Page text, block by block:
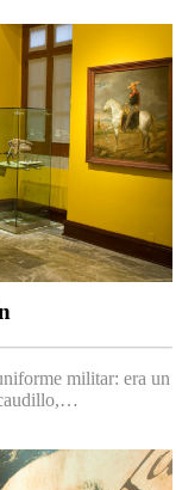
militar: era un